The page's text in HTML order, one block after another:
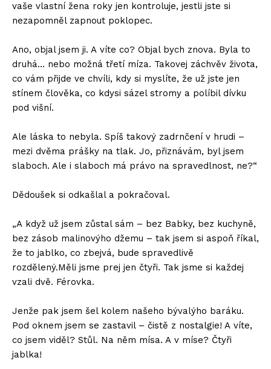
vaše vlastní žena roky jen kontroluje, jestli jste si
nezapomněl zapnout poklopec.
Ano, objal jsem ji. A víte co? Objal bych znova. Byla to
druhá… nebo možná třetí míza. Takovej záchvěv života,
co vám přijde ve chvíli, kdy si myslíte, že už jste jen
stínem člověka, co kdysi sázel stromy a políbil dívku
pod višní.
Ale láska to nebyla. Spíš takový zadrnčení v hrudi –
mezi dvěma prášky na tlak. Jo, přiznávám, byl jsem
slaboch. Ale i slaboch má právo na spravedlnost, ne?“
Dědoušek si odkašlal a pokračoval.
„A když už jsem zůstal sám – bez Babky, bez kuchyně,
bez zásob malinovýho džemu – tak jsem si aspoň říkal,
že to jablko, co zbejvá, bude spravedlivě
rozdělený.Měli jsme prej jen čtyři. Tak jsme si každej
vzali dvě. Férovka.
Jenže pak jsem šel kolem našeho bývalýho baráku.
Pod oknem jsem se zastavil – čistě z nostalgie! A víte,
co jsem viděl? Stůl. Na něm mísa. A v míse? Čtyři
jablka!